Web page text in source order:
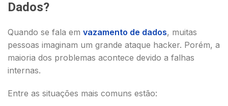
Dados?
Quando se fala em vazamento de dados, muitas
pessoas imaginam um grande ataque hacker. Porém, a
maioria dos problemas acontece devido a falhas
internas.
Entre as situações mais comuns estão: